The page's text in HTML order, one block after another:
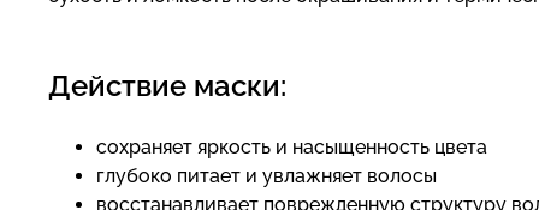
Действие маски:
сохраняет яркость и насыщенность цвета
глубоко питает и увлажняет волосы
восстанавливает поврежденную структуру